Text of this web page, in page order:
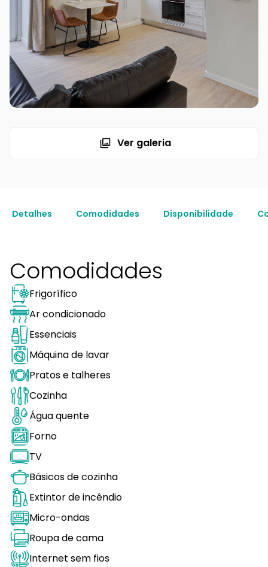
Ver galeria
Detalhes Comodidades Disponibilidade
Comodidades
Frigorífico
Ar condicionado
Essenciais
Máquina de lavar
Pratos e talheres
Cozinha
Água quente
Forno
TV
Básicos de cozinha
Extintor de incêndio
Micro-ondas
Roupa de cama
Internet sem fios